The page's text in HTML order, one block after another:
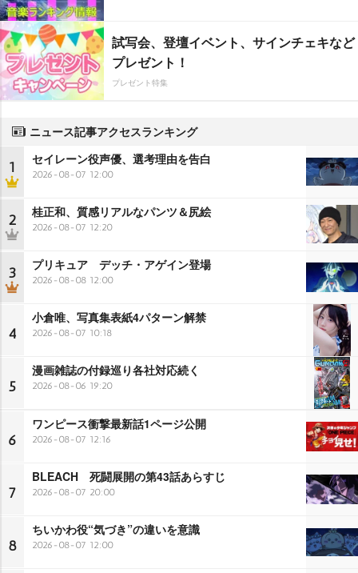
試写会、登壇イベント、サインチェキなど
プレゼント！
プレゼント特集
ニュース記事アクセスランキング
1 セイレーン役声優、選考理由を告白
2026-08-07 12:00
2 桂正和、質感リアルなパンツ＆尻絵
2026-08-07 12:20
3 プリキュア デッチ・アゲイン登場
2026-08-08 12:00
4
小倉唯、写真集表紙4パターン解禁
2026-08-07 10:18
5
漫画雑誌の付録巡り各社対応続く
2026-08-06 19:20
6
ワンピース衝撃最新話1ページ公開
2026-08-07 12:16
7
BLEACH 死闘展開の第43話あらすじ
2026-08-07 20:00
8
ちいかわ役“気づき”の違いを意識
2026-08-07 12:00